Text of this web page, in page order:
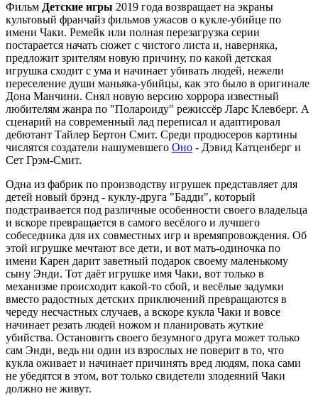
Фильм Детские игры 2019 года возвращает на экраны
культовый франчайз фильмов ужасов о кукле-убийце по
имени Чаки. Ремейк или полная перезагрузка серии
постарается начать сюжет с чистого листа и, наверняка,
предложит зрителям новую причину, по какой детская
игрушка сходит с ума и начинает убивать людей, нежели
переселение души маньяка-убийцы, как это было в оригинале
Дона Манчини. Снял новую версию хоррора известный
любителям жанра по "Полароиду" режиссёр Ларс Клевберг. А
сценарий на современный лад переписал и адаптировал
дебютант Тайлер Бертон Смит. Среди продюсеров картины
числятся создатели нашумевшего Оно - Дэвид Катценберг и
Сет Грэм-Смит.
Одна из фабрик по производству игрушек представляет для
детей новый брэнд - куклу-друга "Бадди", который
подстраивается под различные особенности своего владельца
и вскоре превращается в самого весёлого и лучшего
собеседника для их совместных игр и времяпровождения. Об
этой игрушке мечтают все дети, и вот мать-одиночка по
имени Карен дарит заветный подарок своему маленькому
сыну Энди. Тот даёт игрушке имя Чаки, вот только в
механизме происходит какой-то сбой, и весёлые задумки
вместо радостных детских приключений превращаются в
череду несчастных случаев, а вскоре кукла Чаки и вовсе
начинает резать людей ножом и планировать жуткие
убийства. Остановить своего безумного друга может только
сам Энди, ведь ни один из взрослых не поверит в то, что
кукла оживает и начинает причинять вред людям, пока сами
не убедятся в этом, вот только свидетели злодеяний Чаки
должно не живут.